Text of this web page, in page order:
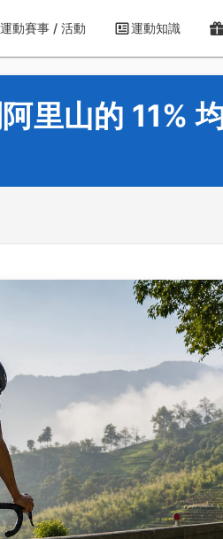
運動賽事 / 活動 運動知識
里山的 11%